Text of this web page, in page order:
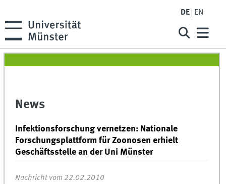
DE EN
News
Infektionsforschung vernetzen: Nationale
Forschungsplattform für Zoonosen erhielt
Geschäftsstelle an der Uni Münster
Nachricht vom 22.02.2010